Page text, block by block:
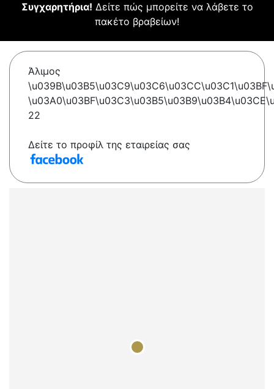
Συγχαρητήρια! Δείτε πώς μπορείτε να λάβετε το
πακέτο βραβείων!
Άλιμος
22
Δείτε το προφίλ της εταιρείας σας